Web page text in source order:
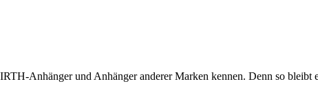
Anhänger und Anhänger anderer Marken kennen. Denn so